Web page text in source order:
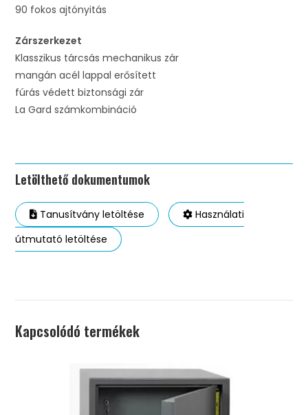
90 fokos ajtónyitás
Zárszerkezet
Klasszikus tárcsás mechanikus zár
mangán acél lappal erősített
fúrás védett biztonsági zár
La Gard számkombináció
Letölthető dokumentumok
Tanusítvány letöltése
Használati
útmutató letöltése
Kapcsolódó termékek